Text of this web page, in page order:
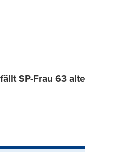
SP-Frau 63 alte